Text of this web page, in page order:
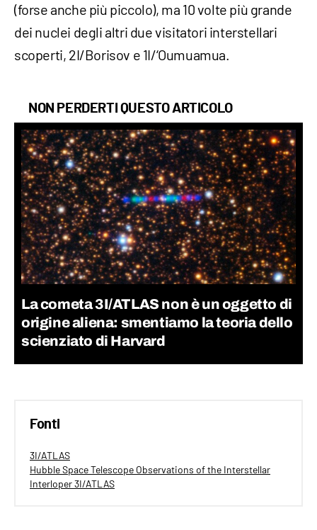
(forse anche più piccolo), ma 10 volte più grande
dei nuclei degli altri due visitatori interstellari
scoperti, 2I/Borisov e 1I/‘Oumuamua.
NON PERDERTI QUESTO ARTICOLO
La cometa 3I/ATLAS non è un oggetto di
origine aliena: smentiamo la teoria dello
scienziato di Harvard
Fonti
3I/ATLAS
Hubble Space Telescope Observations of the Interstellar
Interloper 3I/ATLAS